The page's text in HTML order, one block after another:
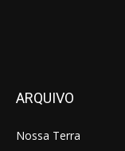
ARQUIVO
Nossa Terra